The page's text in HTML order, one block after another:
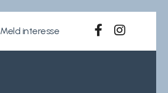
Meld interesse